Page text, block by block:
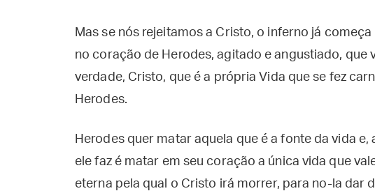
Mas se nós rejeitamos a Cristo, o inferno já
no coração de Herodes, agitado e angustiado, que
verdade, Cristo, que é a própria Vida que se fez
Herodes.
Herodes quer matar aquela que é a fonte da vida
ele faz é matar em seu coração a única vida que
eterna pela qual o Cristo irá morrer, para no-la dar